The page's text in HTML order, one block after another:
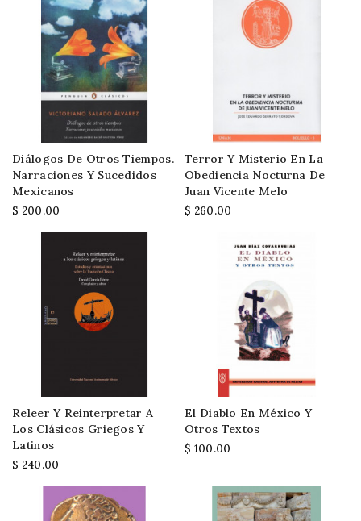
Diálogos De Otros Tiempos.
Narraciones Y Sucedidos
Mexicanos
$ 200.00
Terror Y Misterio En La
Obediencia Nocturna De
Juan Vicente Melo
$ 260.00
Releer Y Reinterpretar A
Los Clásicos Griegos Y
Latinos
$ 240.00
El Diablo En México Y
Otros Textos
$ 100.00